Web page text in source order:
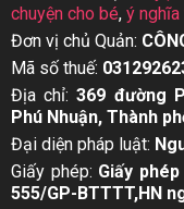
chuyện cho bé, ý nghĩa
Đơn vị chủ Quản:
Mã số thuế:
Địa chỉ:369 đường
Phú Nhuận, Thành
Đại diện pháp luật:
Giấy phép: Giấy
555/GP-BTTTT,HN